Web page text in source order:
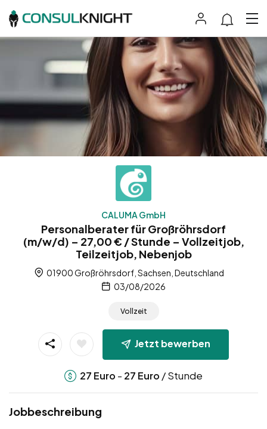
CALUMA GmbH
Personalberater für Großröhrsdorf
(m/w/d) – 27,00 € / Stunde – Vollzeitjob,
Teilzeitjob, Nebenjob
01900 Großröhrsdorf, Sachsen, Deutschland
03/08/2026
Vollzeit
Jetzt bewerben
27 Euro - 27 Euro / Stunde
Jobbeschreibung